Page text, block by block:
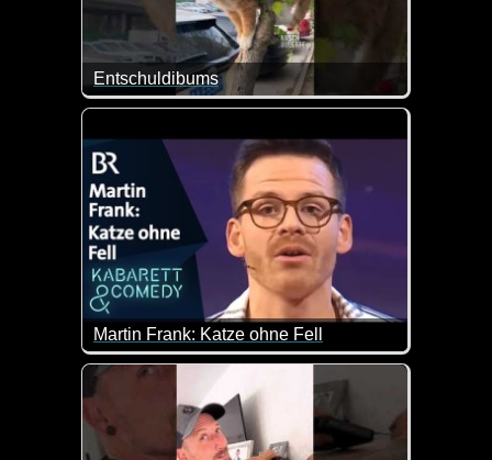
Entschuldibums
Die Katze hätte gerne Hilfe oder zumindest ein
Martin Frank: Katze ohne Fell
Die Vermenschlichung des Haustieres ist ein